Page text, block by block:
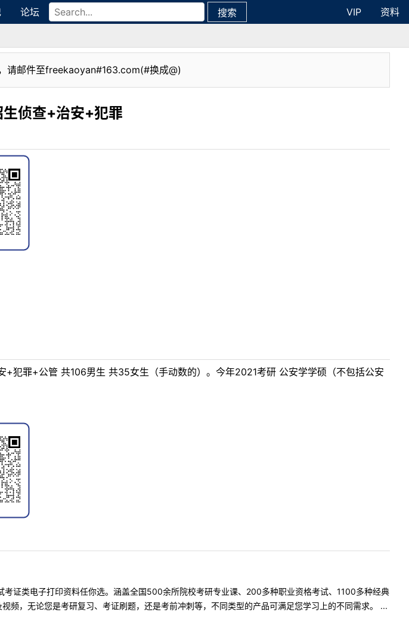
论坛 搜索 VIP
资料
请邮件至freekaoyan#163.com(#换成@)
侦查+治安+犯罪
犯罪+公管 共106男生 共35女生（手动数的）。今年2021考研 公安学学硕（不包括公安
证类电子打印资料任你选。涵盖全国500余所院校考研专业课、200多种职业资格考试、1100多种经典
频，无论您是考研复习、考证刷题，还是考前冲刺等，不同类型的产品可满足您学习上的不同需求。 ...